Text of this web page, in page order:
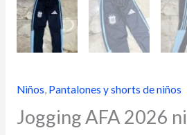
Niños, Pantalones y shorts de niños
Jogging AFA 2026